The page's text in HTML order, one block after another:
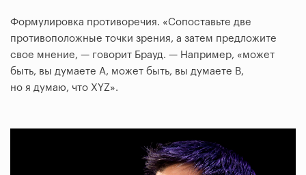
Формулировка противоречия. «Сопоставьте две
противоположные точки зрения, а затем предложите
свое мнение, — говорит Брауд. — Например, «может
быть, вы думаете А, может быть, вы думаете B,
но я думаю, что XYZ».